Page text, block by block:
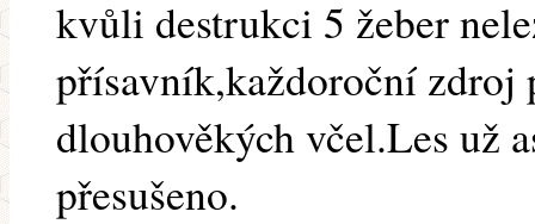
kvůli destrukci 5 žeber
přísavník,každoroční
dlouhověkých včel.Les už
přesušeno.